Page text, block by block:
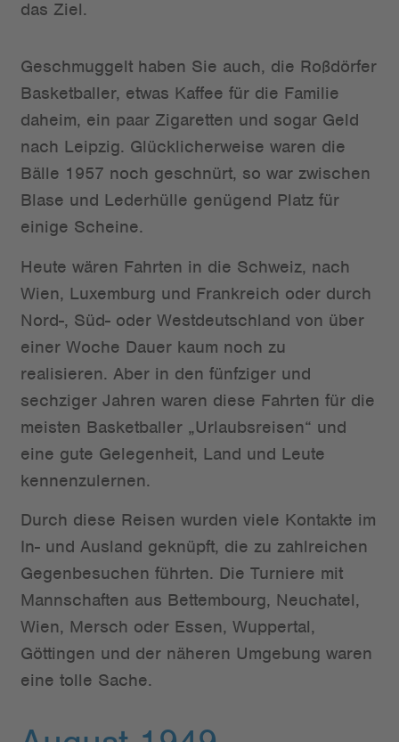
das Ziel.
Geschmuggelt haben Sie auch, die Roßdörfer
Basketballer, etwas Kaffee für die Familie
daheim, ein paar Zigaretten und sogar Geld
nach Leipzig. Glücklicherweise waren die
Bälle 1957 noch geschnürt, so war zwischen
Blase und Lederhülle genügend Platz für
einige Scheine.
Heute wären Fahrten in die Schweiz, nach
Wien, Luxemburg und Frankreich oder durch
Nord-, Süd- oder Westdeutschland von über
einer Woche Dauer kaum noch zu
realisieren. Aber in den fünfziger und
sechziger Jahren waren diese Fahrten für die
meisten Basketballer „Urlaubsreisen“ und
eine gute Gelegenheit, Land und Leute
kennenzulernen.
Durch diese Reisen wurden viele Kontakte im
In- und Ausland geknüpft, die zu zahlreichen
Gegenbesuchen führten. Die Turniere mit
Mannschaften aus Bettembourg, Neuchatel,
Wien, Mersch oder Essen, Wuppertal,
Göttingen und der näheren Umgebung waren
eine tolle Sache.